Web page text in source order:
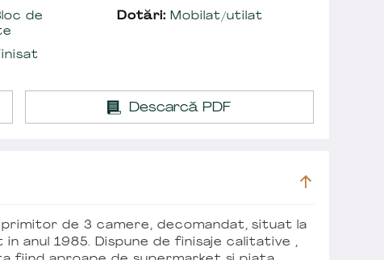
de
Dotări: Mobilat/utilat
Descarcă PDF
de 3 camere, decomandat, situat la
anul 1985. Dispune de finisaje calitative ,